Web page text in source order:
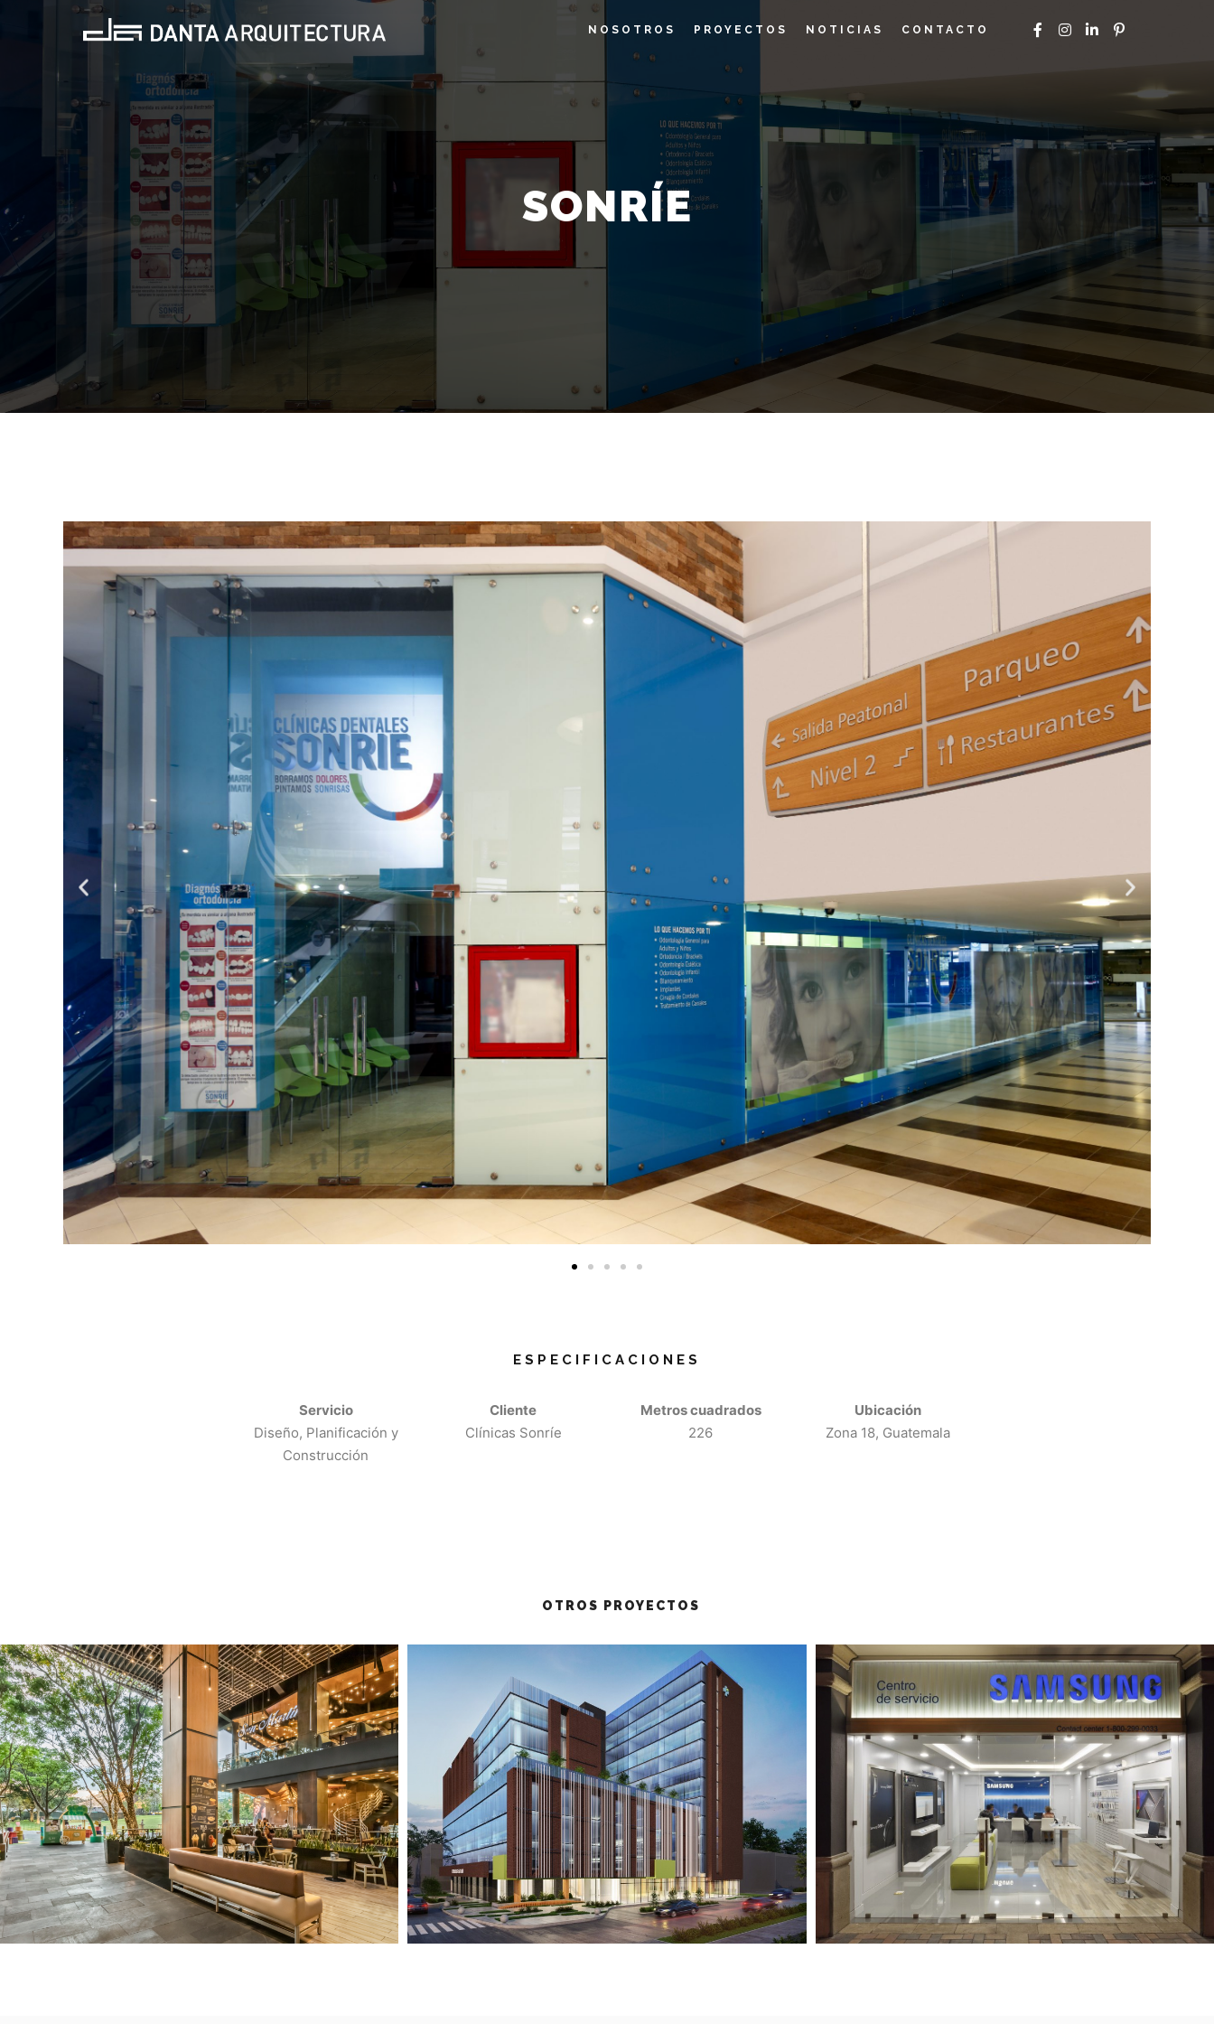
NOSOTROS PROYECTOS NOTICIAS CONTACTO
SONRÍE
ESPECIFICACIONES
Servicio
Diseño, Planificación y
Construcción
Cliente
Clínicas Sonríe
Metros cuadrados
226
Ubicación
Zona 18, Guatemala